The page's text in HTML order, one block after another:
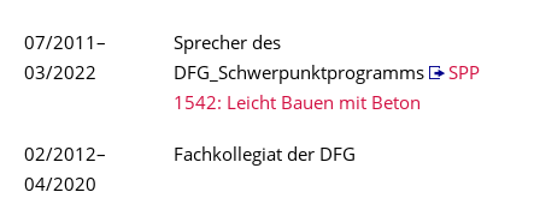
07/2011–
03/2022
Sprecher des
DFG_Schwerpunktprogramms
SPP
1542: Leicht Bauen mit Beton
02/2012–
04/2020
Fachkollegiat der DFG